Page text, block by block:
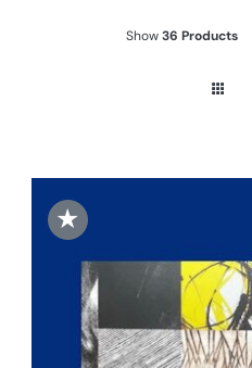
Show36 Products
★